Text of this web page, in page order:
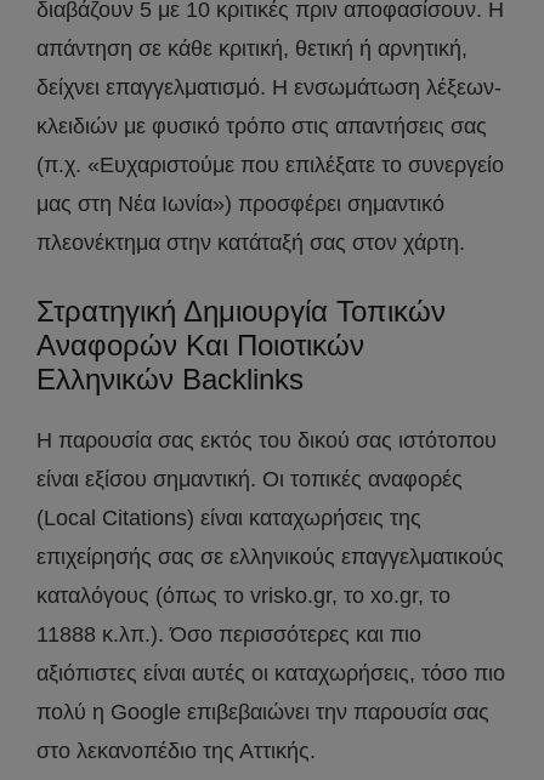
διαβάζουν 5 με 10 κριτικές πριν αποφασίσουν. Η
απάντηση σε κάθε κριτική, θετική ή αρνητική,
δείχνει επαγγελματισμό. Η ενσωμάτωση λέξεων-
κλειδιών με φυσικό τρόπο στις απαντήσεις σας
(π.χ. «Ευχαριστούμε που επιλέξατε το συνεργείο
μας στη Νέα Ιωνία») προσφέρει σημαντικό
πλεονέκτημα στην κατάταξή σας στον χάρτη.
Στρατηγική Δημιουργία Τοπικών
Αναφορών Και Ποιοτικών
Ελληνικών Backlinks
Η παρουσία σας εκτός του δικού σας ιστότοπου
είναι εξίσου σημαντική. Οι τοπικές αναφορές
(Local Citations) είναι καταχωρήσεις της
επιχείρησής σας σε ελληνικούς επαγγελματικούς
καταλόγους (όπως το vrisko.gr, το xo.gr, το
11888 κ.λπ.). Όσο περισσότερες και πιο
αξιόπιστες είναι αυτές οι καταχωρήσεις, τόσο πιο
πολύ η Google επιβεβαιώνει την παρουσία σας
στο λεκανοπέδιο της Αττικής.